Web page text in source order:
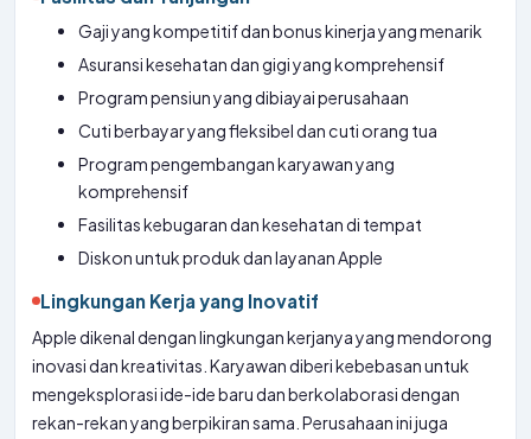
Gaji yang kompetitif dan bonus kinerja yang menarik
Asuransi kesehatan dan gigi yang komprehensif
Program pensiun yang dibiayai perusahaan
Cuti berbayar yang fleksibel dan cuti orang tua
Program pengembangan karyawan yang
komprehensif
Fasilitas kebugaran dan kesehatan di tempat
Diskon untuk produk dan layanan Apple
Lingkungan Kerja yang Inovatif
Apple dikenal dengan lingkungan kerjanya yang mendorong
inovasi dan kreativitas. Karyawan diberi kebebasan untuk
mengeksplorasi ide-ide baru dan berkolaborasi dengan
rekan-rekan yang berpikiran sama. Perusahaan ini juga